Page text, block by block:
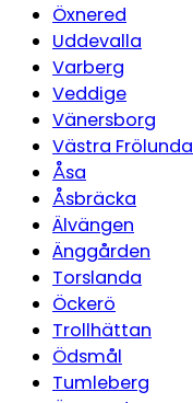
Öxnered
Uddevalla
Varberg
Veddige
Vänersborg
Västra Frölunda
Åsa
Åsbräcka
Älvängen
Änggården
Torslanda
Öckerö
Trollhättan
Ödsmål
Tumleberg